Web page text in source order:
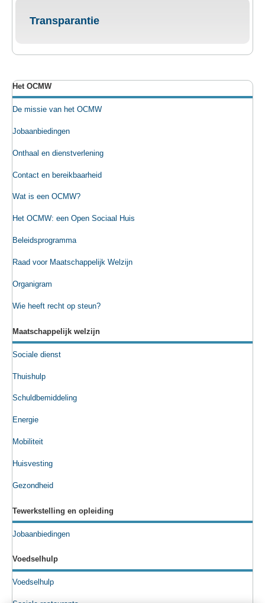
Transparantie
Het OCMW
De missie van het OCMW
Jobaanbiedingen
Onthaal en dienstverlening
Contact en bereikbaarheid
Wat is een OCMW?
Het OCMW: een Open Sociaal Huis
Beleidsprogramma
Raad voor Maatschappelijk Welzijn
Organigram
Wie heeft recht op steun?
Maatschappelijk welzijn
Sociale dienst
Thuishulp
Schuldbemiddeling
Energie
Mobiliteit
Huisvesting
Gezondheid
Tewerkstelling en opleiding
Jobaanbiedingen
Voedselhulp
Voedselhulp